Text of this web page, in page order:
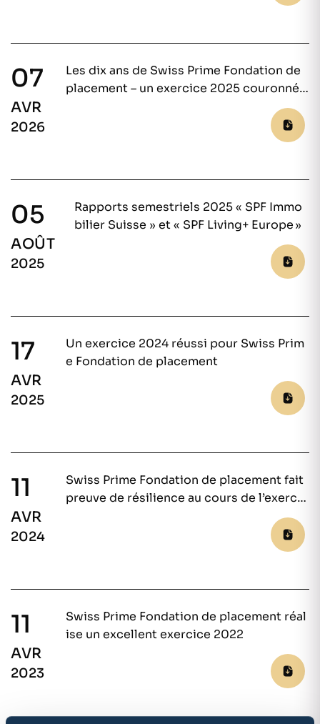
07
AVR
2026
Les dix ans de Swiss Prime Fondation de
placement – un exercice 2025 couronné
05
AOÛT
2025
Rapports semestriels 2025 « SPF Immo
bilier Suisse » et « SPF Living+ Europe »
17
AVR
2025
Un exercice 2024 réussi pour Swiss Prim
e Fondation de placement
11
AVR
2024
Swiss Prime Fondation de placement fait
preuve de résilience au cours de l’exercic
11
AVR
2023
Swiss Prime Fondation de placement réal
ise un excellent exercice 2022